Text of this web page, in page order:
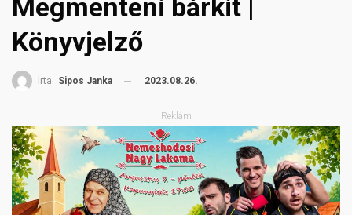
Megmenteni bárkit |
Könyvjelző
Írta: Sipos Janka 2023.08.26.
Reklám